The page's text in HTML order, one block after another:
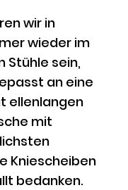
wir in
wieder im
Stühle sein,
an eine
ellenlangen
mit
Kniescheiben
bedanken.